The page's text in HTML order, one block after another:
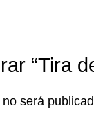
“Tira
será